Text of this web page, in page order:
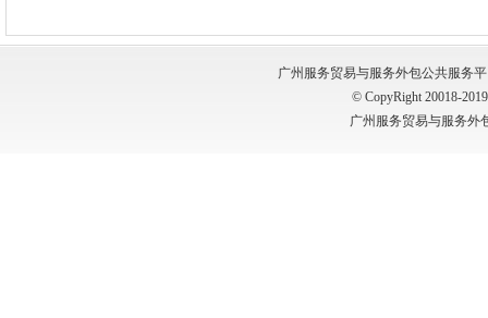
广州服务贸易与服务外包公共服务平
© CopyRight 20018-
广州服务贸易与服务外